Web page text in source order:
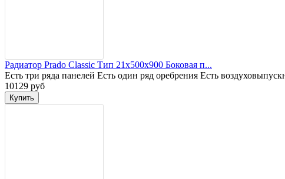
Радиатор Prado Classic Тип 21x500x900 Боковая п...
Есть три ряда панелей Есть один ряд оребрения Есть
10129 руб